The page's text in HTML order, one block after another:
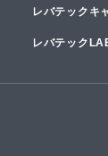
レバテックキ
レバテック